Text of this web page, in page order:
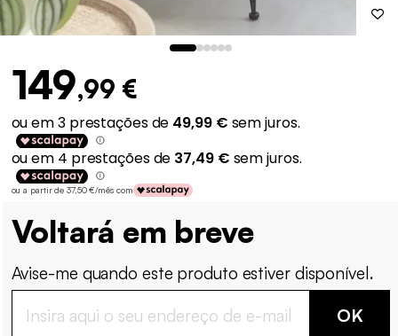
149,99 €
ou a partir de 37,50 €/mês com
Voltará em breve
Avise-me quando este produto estiver disponível.
OK